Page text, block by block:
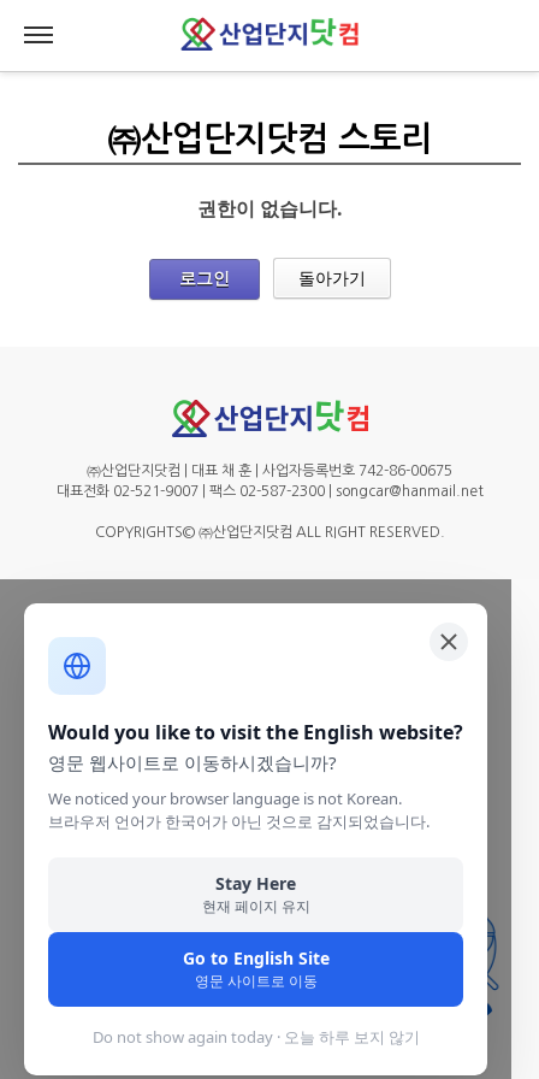
㈜산업단지닷컴 스토리
권한이 없습니다.
로그인 돌아가기
㈜산업단지닷컴 | 대표 채 훈 | 사업자등록번호 742-86-00675
대표전화 02-521-9007 | 팩스 02-587-2300 | songcar@hanmail.net
COPYRIGHTS© ㈜산업단지닷컴 ALL RIGHT RESERVED.
Would you like to visit the English website?
영문 웹사이트로 이동하시겠습니까?
We noticed your browser language is not Korean.
브라우저 언어가 한국어가 아닌 것으로 감지되었습니다.
Stay Here
현재 페이지 유지
Go to English Site
영문 사이트로 이동
Do not show again today · 오늘 하루 보지 않기